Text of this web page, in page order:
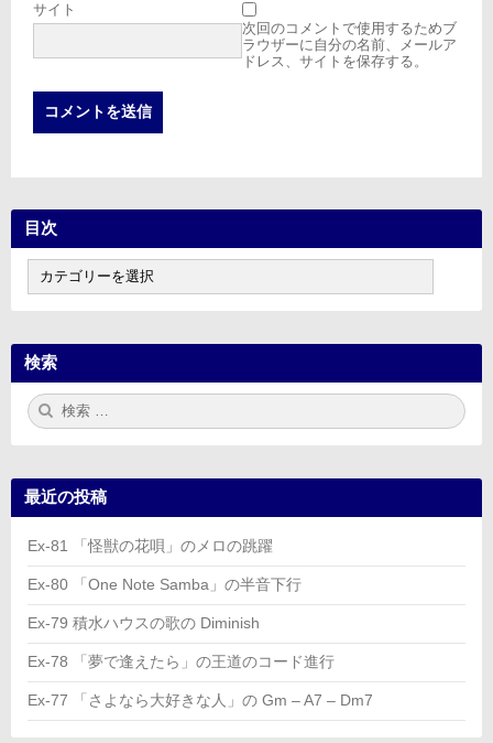
サイト
次回のコメントで使用するためブ
ラウザーに自分の名前、メールア
ドレス、サイトを保存する。
目次
次
検索
検
索:
最近の投稿
Ex-81 「怪獣の花唄」のメロの跳躍
Ex-80 「One Note Samba」の半音下行
Ex-79 積水ハウスの歌の Diminish
Ex-78 「夢で逢えたら」の王道のコード進行
Ex-77 「さよなら大好きな人」の Gm – A7 – Dm7